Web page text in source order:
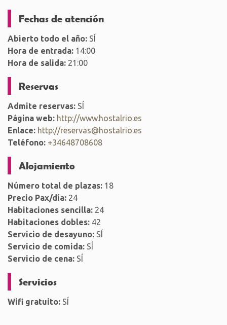
Fechas de atención
Abierto todo el año: SÍ
Hora de entrada: 14:00
Hora de salida: 21:00
Reservas
Admite reservas: SÍ
Página web: http://www.hostalrio.es
Enlace: http://reservas@hostalrio.es
Teléfono: +34648708608
Alojamiento
Número total de plazas: 18
Precio Pax/día: 24
Habitaciones sencilla: 24
Habitaciones dobles: 42
Servicio de desayuno: SÍ
Servicio de comida: SÍ
Servicio de cena: SÍ
Servicios
Wifi gratuito: SÍ